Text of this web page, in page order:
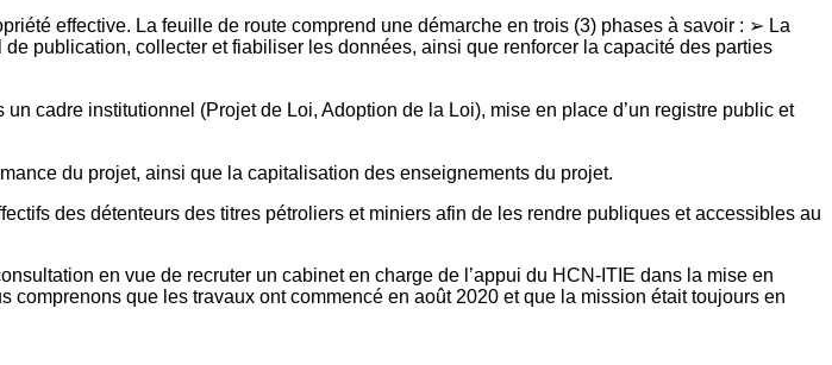
effective. La feuille de route comprend une démarche en trois (3) phases à savoir : ➢ La
publication, collecter et fiabiliser les données, ainsi que renforcer la capacité des parties
cadre institutionnel (Projet de Loi, Adoption de la Loi), mise en place d’un registre public et
du projet, ainsi que la capitalisation des enseignements du projet.
des détenteurs des titres pétroliers et miniers afin de les rendre publiques et accessibles au
en vue de recruter un cabinet en charge de l’appui du HCN-ITIE dans la mise en
que les travaux ont commencé en août 2020 et que la mission était toujours en